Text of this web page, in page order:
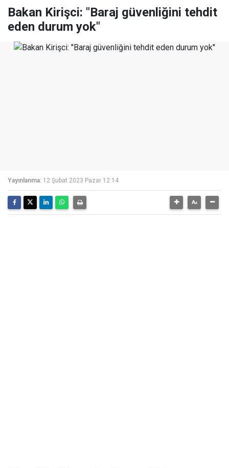
Bakan Kirişci: "Baraj güvenliğini tehdit
eden durum yok"
Yayınlanma: 12 Şubat 2023 Pazar 12:14